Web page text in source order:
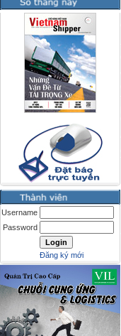
Username
Password
Đăng ký mới